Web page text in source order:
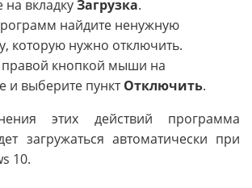
на вкладкуЗагрузка.
найдите ненужную
которую нужно отключить.
кнопкой мыши на
и выберите пунктОтключить.
этих действий программа
загружаться автоматически при
10.